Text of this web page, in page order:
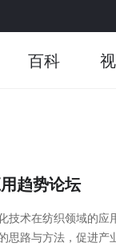
百科
趋势论坛
技术在纺织领域的应
思路与方法，促进产